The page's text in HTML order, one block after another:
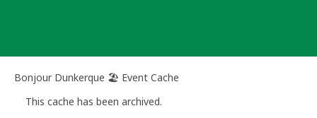
Bonjour Dunkerque 🏖️ Event Cache
This cache has been archived.